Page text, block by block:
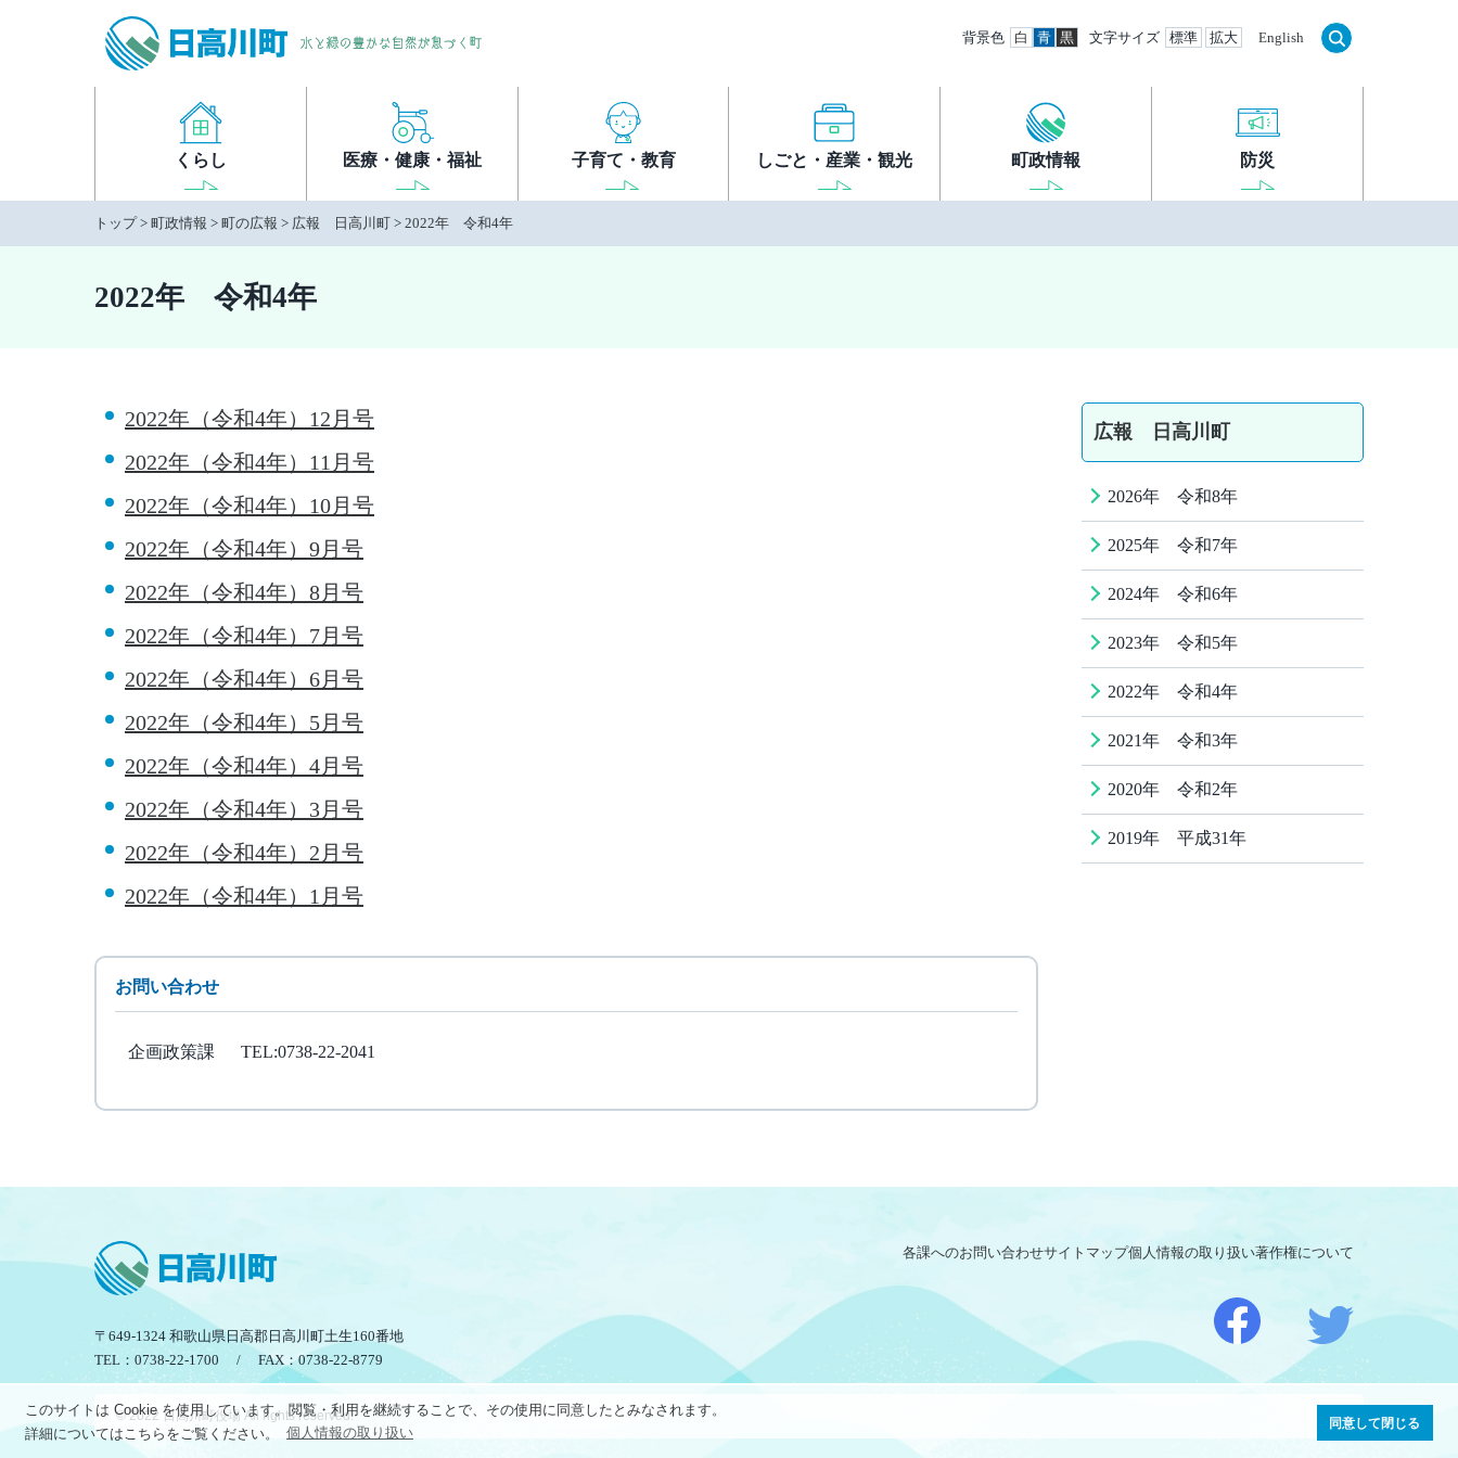
このサイトは Cookie を使用しています。閲覧・利用を継続することで、その使用に同意したとみなされます。
詳細についてはこちらをご覧ください。
個人情報の取り扱い
同意して閉じる
背景色 白 青 黒 文字サイズ 標準 拡大 English
くらし 医療・健康・福祉 子育て・教育 しごと・産業・観光 町政情報 防災
トップ> 町政情報 > 町の広報 > 広報 日高川町 > 2022年 令和4年
2022年 令和4年
2022年（令和4年）12月号
2022年（令和4年）11月号
2022年（令和4年）10月号
2022年（令和4年）9月号
2022年（令和4年）8月号
2022年（令和4年）7月号
2022年（令和4年）6月号
2022年（令和4年）5月号
2022年（令和4年）4月号
2022年（令和4年）3月号
2022年（令和4年）2月号
2022年（令和4年）1月号
お問い合わせ
企画政策課 TEL:0738-22-2041
広報 日高川町
2026年 令和8年
2025年 令和7年
2024年 令和6年
2023年 令和5年
2022年 令和4年
2021年 令和3年
2020年 令和2年
2019年 平成31年
〒649-1324 和歌山県日高郡日高川町土生160番地
TEL：0738-22-1700 / FAX：0738-22-8779
各課へのお問い合わせサイトマップ個人情報の取り扱い著作権について
© 2022 日高川町役場 All rights reserved.